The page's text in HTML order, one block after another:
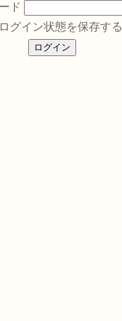
ド
ログイン状態を保存する